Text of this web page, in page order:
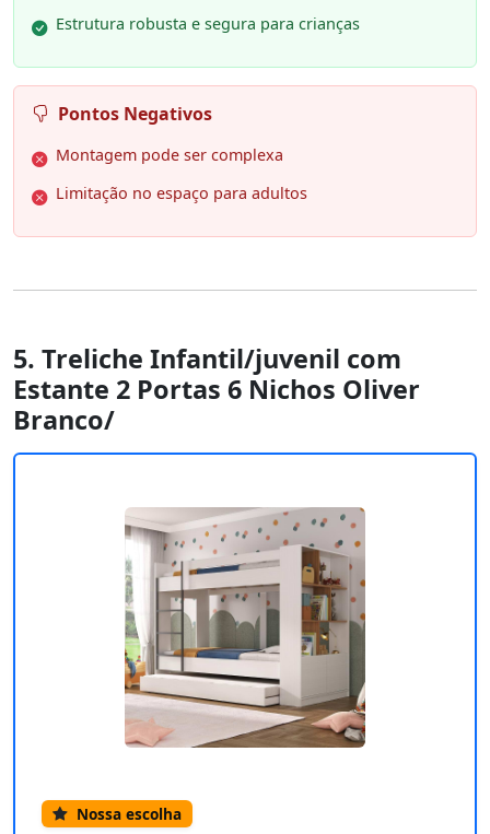
Estrutura robusta e segura para crianças
Pontos Negativos
Montagem pode ser complexa
Limitação no espaço para adultos
5. Treliche Infantil/juvenil com
Estante 2 Portas 6 Nichos Oliver
Branco/
Nossa escolha